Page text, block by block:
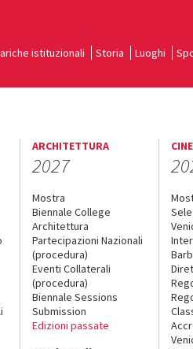
istituzionali Storia Luoghi
ARCHITETTURA
2027
Mostra
Biennale College
Architettura
Partecipazioni Nazionali
(procedura)
Eventi Collaterali
(procedura)
Biennale Sessions
Submission
Edizioni passate